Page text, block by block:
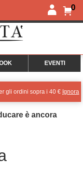
0
EVENTI
gli ordini sopra i 40 € Ignora
è ancora